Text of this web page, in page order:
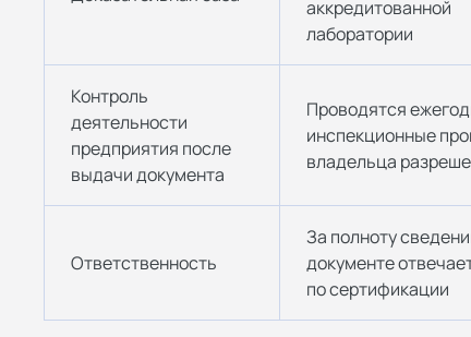
аккредитованной
лаборатории
Контроль
деятельности
предприятия после
выдачи документа
Проводятся
инспекционные
владельца
Ответственность
За полноту
документе
по сертификации